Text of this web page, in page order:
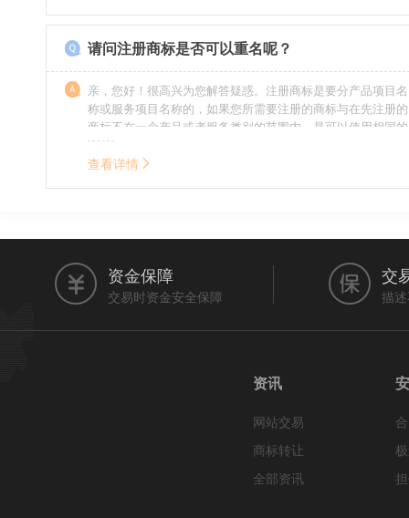
请问注册商标是否可以重名呢？
亲，您好！很高兴为您解答疑惑。注册商标是要分产品项目名
称或服务项目名称的，如果您所需要注册的商标与在先注册的
商标不在一个产品或者服务类别的范围内，是可以使用相同的
名称的。希望我的回答能帮到您。
查看详情
资金保障
交易时资金安全保障
交
描
资讯
网站交易
商标转让
全部资讯